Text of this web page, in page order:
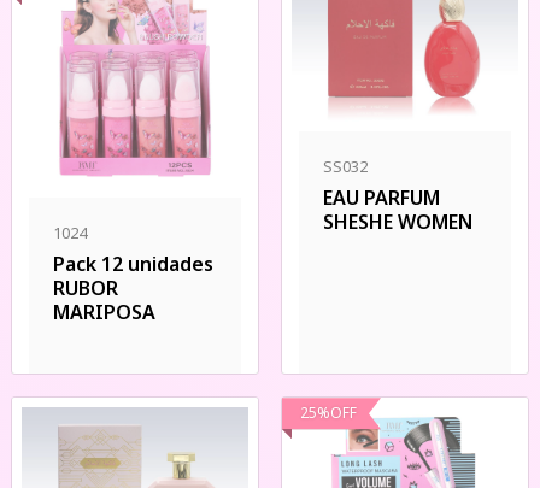
1024
Pack 12 unidades
RUBOR
MARIPOSA
SS032
EAU PARFUM
SHESHE WOMEN
25%OFF